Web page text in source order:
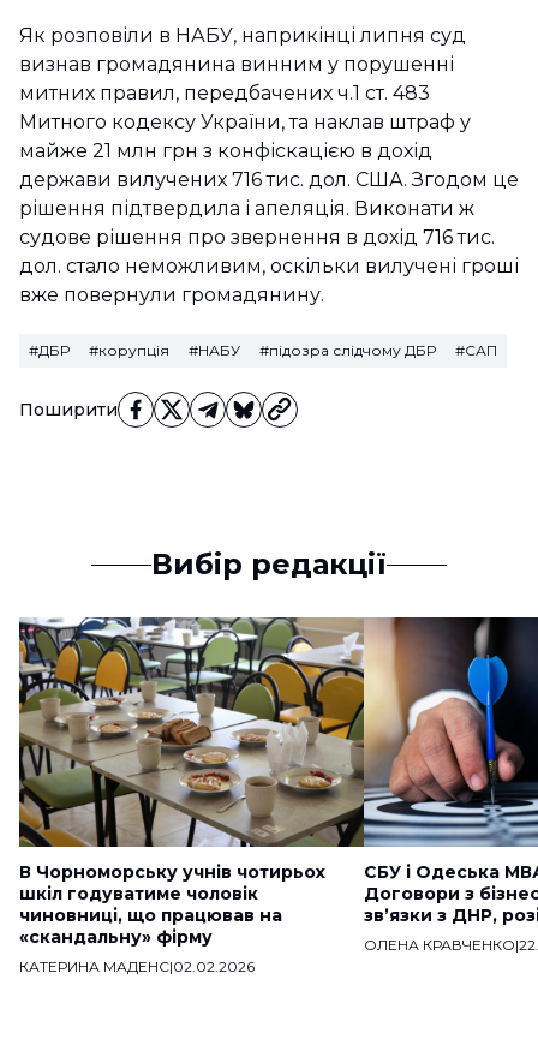
Поширити
Як розповіли в НАБУ, наприкінці липня суд
визнав громадянина винним у порушенні
митних правил, передбачених ч.1 ст. 483
Митного кодексу України, та наклав штраф у
майже 21 млн грн з конфіскацією в дохід
держави вилучених 716 тис. дол. США. Згодом це
рішення підтвердила і апеляція. Виконати ж
судове рішення про звернення в дохід 716 тис.
дол. стало неможливим, оскільки вилучені гроші
вже повернули громадянину.
#ДБР #корупція #НАБУ #підозра слідчому ДБР #САП
Вибір редакції
В Чорноморську учнів чотирьох
шкіл годуватиме чоловік
чиновниці, що працював на
«скандальну» фірму
КАТЕРИНА МАДЕНС|02.02.2026
СБУ і Одеська
Договори з
звʼязки з ДНР,
ОЛЕНА КРАВЧЕНКО|